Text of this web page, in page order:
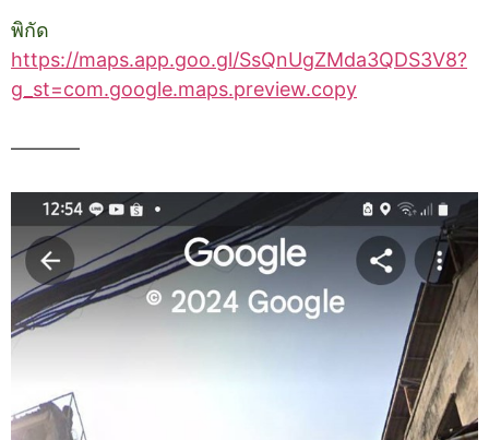
พิกัด
https://maps.app.goo.gl/SsQnUgZMda3QDS3V8?
g_st=com.google.maps.preview.copy
———–